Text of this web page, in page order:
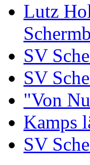
Lutz
SV
SV
"Von
Kamps
SV